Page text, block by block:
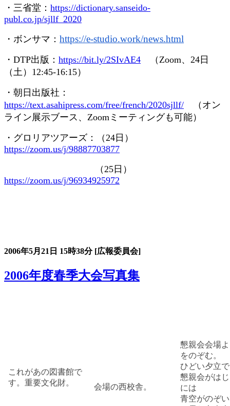
・三省堂： https://dictionary.sanseido-
publ.co.jp/sjllf_2020
・ボンサマ： https://e-studio.work/news.html
・ DTP出版： https://bit.ly/2SIvAE4 （Zoom、 24 日
（土） 12:45-16:15）
・朝日出版社：
https://text.asahipress.com/free/french/2020sjllf/ （オン
ライン展示ブース、 Zoom ミーティングも可能）
・グロリアツアーズ：（24 日）
https://zoom.us/j/98887703877
（25 日）
https://zoom.us/j/96934925972
2006年5月21日 15時38分 [広報委員会]
2006年度春季大会写真集
これがあの図書館で
す。重要文化財。
会場の西校舎。
懇親会会場
をのぞむ。
ひどい夕立
懇親会がは
には
青空がのぞ